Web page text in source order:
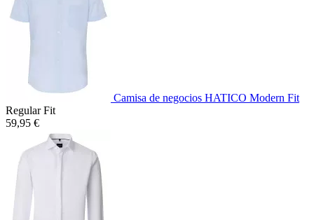
Camisa de negocios HATICO Modern Fit
Regular Fit
59,95 €